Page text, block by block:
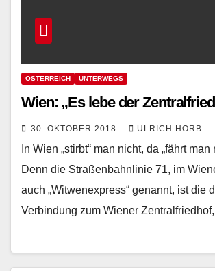
ÖSTERREICH UNTERWEGS
Wien: „Es lebe der
30. OKTOBER 2018 ULRICH HORB
In Wien „stirbt“ man nicht, da „fährt man
Denn die Straßenbahnlinie 71, im
auch „Witwenexpress“ genannt, ist die
Verbindung zum Wiener